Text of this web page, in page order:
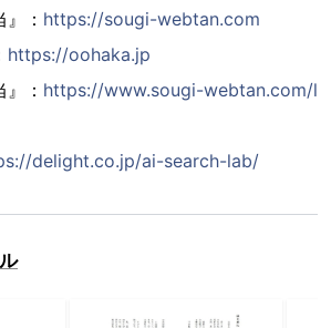
： https://sougi-webtan.com
https://oohaka.jp
： https://www.sougi-webtan.com/l
delight.co.jp/ai-search-lab/